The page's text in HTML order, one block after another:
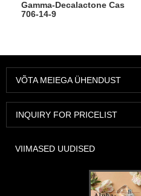
Gamma-Decalactone Cas
706-14-9
VÕTA MEIEGA ÜHENDUST
INQUIRY FOR PRICELIST
VIIMASED UUDISED